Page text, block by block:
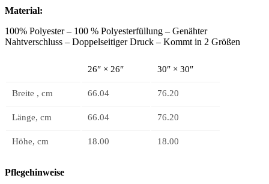
Material:
100% Polyester – 100 % Polyesterfüllung – Genähter
Nahtverschluss – Doppelseitiger Druck – Kommt in 2 Größen
26″ × 26″ 30″ × 30″
Breite , cm 66.04 76.20
Länge, cm 66.04 76.20
Höhe, cm 18.00 18.00
Pflegehinweise